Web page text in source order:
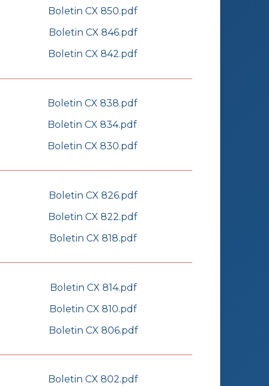
Boletin CX 850.pdf
Boletin CX 846.pdf
Boletin CX 842.pdf
Boletin CX 838.pdf
Boletin CX 834.pdf
Boletin CX 830.pdf
Boletin CX 826.pdf
Boletin CX 822.pdf
Boletin CX 818.pdf
Boletin CX 814.pdf
Boletin CX 810.pdf
Boletin CX 806.pdf
Boletin CX 802.pdf